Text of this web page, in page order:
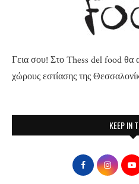
Γεια σου! Στο Thess del food θα
χώρους εστίασης της
KEEP IN